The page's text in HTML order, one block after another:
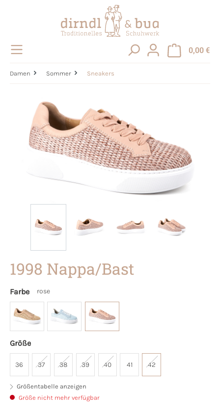
0,00 €
Damen Sommer Sneakers
1998 Nappa/Bast
Farbe rose
Größe
36 37 38 39 40 41 42
Größentabelle anzeigen
Größe nicht mehr verfügbar